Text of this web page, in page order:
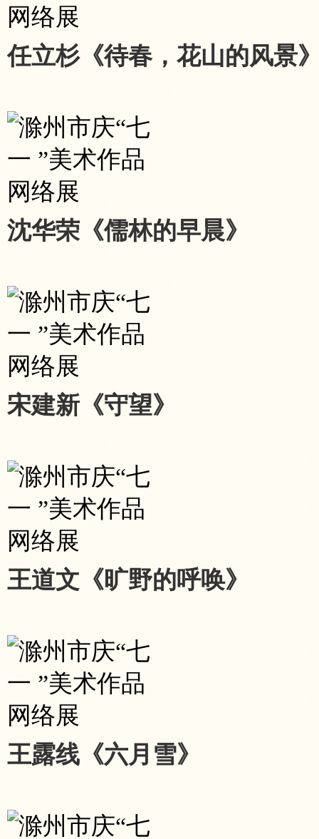
任立杉《待春，花山的风景
沈华荣《儒林的早晨》
宋建新《守望》
王道文《旷野的呼唤》
王露线《六月雪》